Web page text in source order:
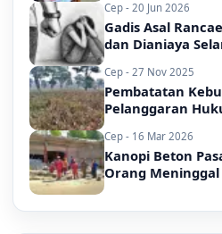
Cep - 20 Jun 2026
Gadis Asal
dan Dianiaya
Cep - 27 Nov 2025
Pembatatan
Pelanggaran
Cep - 16 Mar 2026
Kanopi Beton
Orang Meninggal